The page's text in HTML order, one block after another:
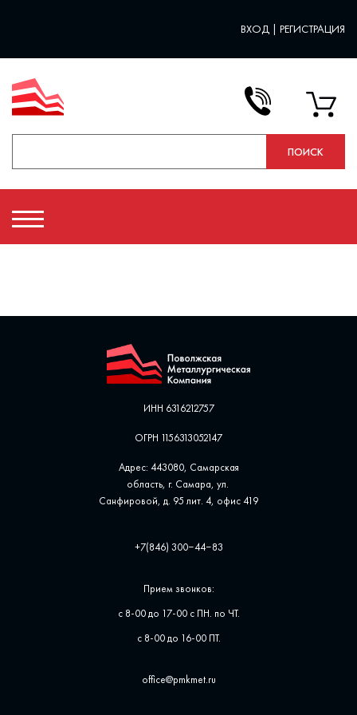
ВХОД | РЕГИСТРАЦИЯ
ИНН 6316212757
ОГРН 1156313052147
Адрес: 443080, Самарская
область, г. Самара, ул. ​
Санфировой, д. 95 лит. 4, офис ​419
+7(846) 300‒44‒83
Прием звонков:
с 8-00 до 17-00 с ПН. по ЧТ.
с 8-00 до 16-00 ПТ.
office@pmkmet.ru